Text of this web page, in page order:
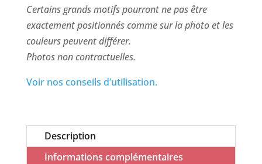
-
Pétales-
orange
Certains grands motifs pourront ne pas être
exactement positionnés comme sur la photo et les
couleurs peuvent différer.
Photos non contractuelles.
Voir nos conseils d’utilisation.
Description
Informations complémentaires